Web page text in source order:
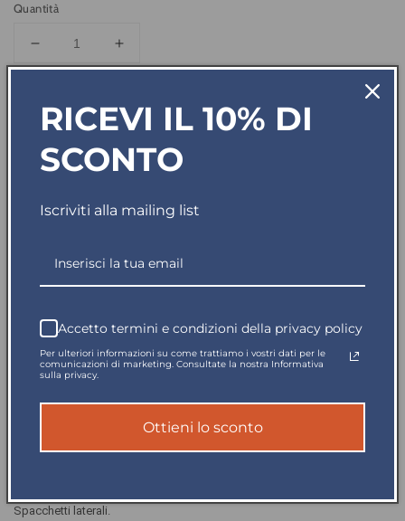
Quantità
Diminuisci
quantità
Polo
Clique
Classic
Lincoln
Polo
Grammi
Aumenta
quantità
Polo
Clique
Classic
Lincoln
Polo
Cotone
Grammi
Disponibile in 5gg
Spedito in giornata
Pagamento sicuro
Reso garantito
Polo piquet mezza manica.
Tessuto pettinato stabilizzato.
Bordo manica con costina.
Spacchetti laterali.
RICEVI IL 10% DI
SCONTO
Iscriviti alla mailing list
Accetto termini e condizioni della privacy policy
Per ulteriori informazioni su come trattiamo i vostri dati per le
comunicazioni di marketing. Consultate la nostra Informativa
sulla privacy.
Ottieni lo sconto